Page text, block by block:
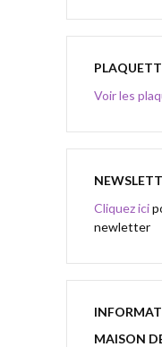
Voir les
Cliquez ici
newletter
MAISON